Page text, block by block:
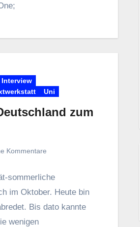
Interview
Uni
zum
Kommentare
sommerliche
im Oktober. Heute bin
Bis dato kannte
wenigen